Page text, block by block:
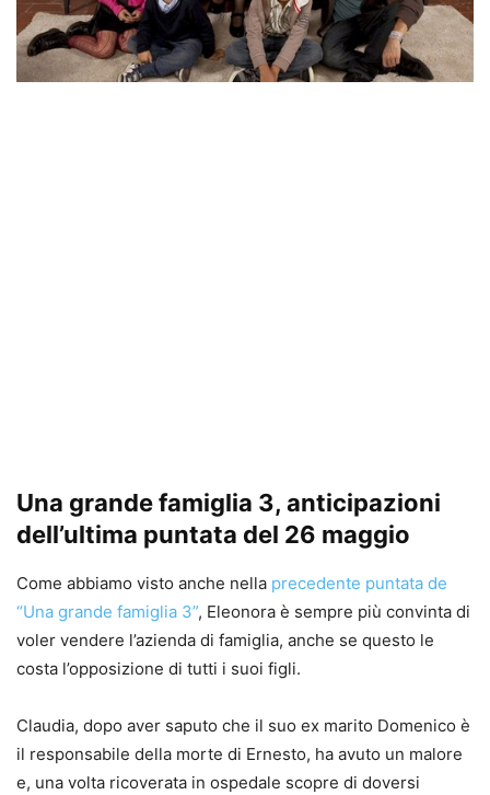
Una grande famiglia 3, anticipazioni
dell’ultima puntata del 26 maggio
Come abbiamo visto anche nella precedente puntata de
“Una grande famiglia 3”, Eleonora è sempre più convinta di
voler vendere l’azienda di famiglia, anche se questo le
costa l’opposizione di tutti i suoi figli.
Claudia, dopo aver saputo che il suo ex marito Domenico è
il responsabile della morte di Ernesto, ha avuto un malore
e, una volta ricoverata in ospedale scopre di doversi